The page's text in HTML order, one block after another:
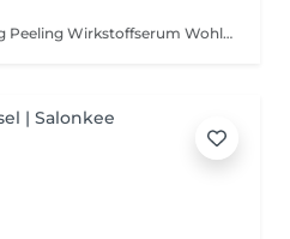
Kurze Hautanalyse Reinigung Peeling Wirkstoffserum Wohltuende Maske Entspannende Gesichtsmassage Abschlusspflege Beratung